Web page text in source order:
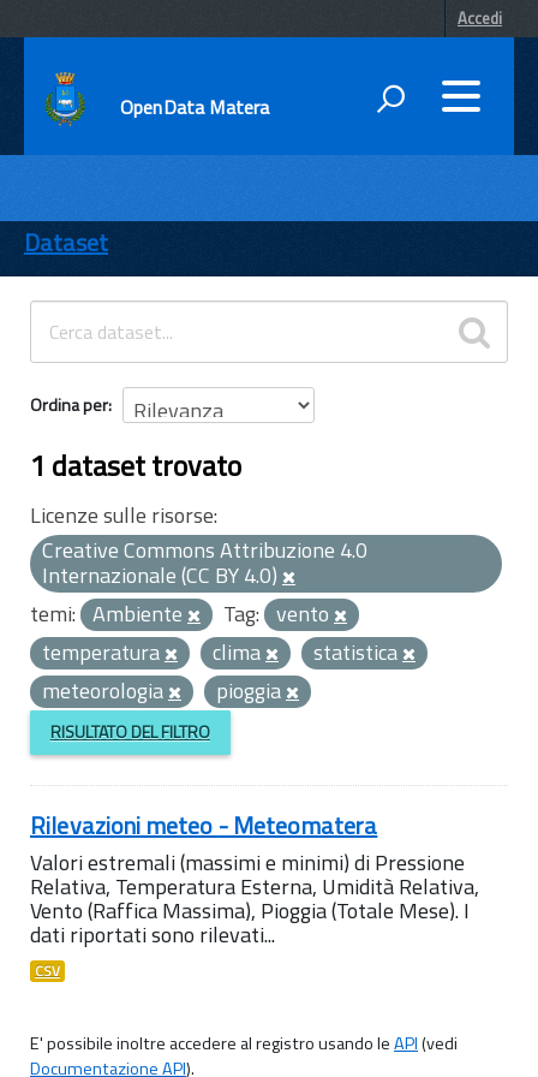
Accedi
OpenData Matera
ENTI
TEMI
INFORMAZIONI
Dataset
Ordina per
1 dataset trovato
Licenze sulle risorse:
Creative Commons Attribuzione 4.0
Internazionale (CC BY 4.0)
temi: Ambiente Tag: vento
temperatura
clima
statistica
meteorologia
pioggia
RISULTATO DEL FILTRO
Rilevazioni meteo - Meteomatera
Valori estremali (massimi e minimi) di Pressione
Relativa, Temperatura Esterna, Umidità Relativa,
Vento (Raffica Massima), Pioggia (Totale Mese). I
dati riportati sono rilevati...
CSV
E' possibile inoltre accedere al registro usando leAPI(vedi
Documentazione API).